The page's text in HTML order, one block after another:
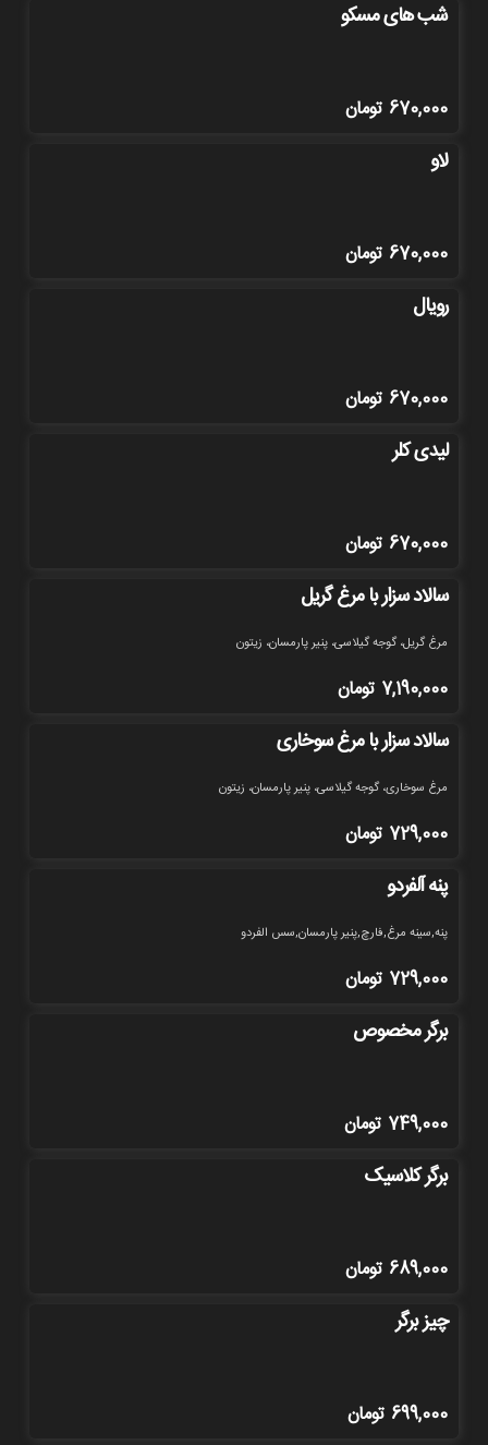
شب های مسکو
670,000 تومان
لاو
670,000 تومان
رویال
670,000 تومان
لیدی کلر
670,000 تومان
سالاد سزار با مرغ گریل
مرغ گریل، گوجه گیلاسی، پنیر پارمسان، زیتون
7,190,000 تومان
سالاد سزار با مرغ سوخاری
مرغ سوخاری، گوجه گیلاسی، پنیر پارمسان، زیتون
729,000 تومان
پنه آلفردو
پنه,سینه مرغ,فارچ,پنیر پارمسان,سس الفردو
729,000 تومان
برگر مخصوص
749,000 تومان
برگر کلاسیک
689,000 تومان
چیز برگر
699,000 تومان